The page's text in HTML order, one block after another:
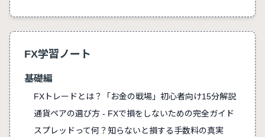
FX学習ノート
基礎編
FXトレードとは？「お金の戦場」初心者向け15分解説
通貨ペアの選び方 - FXで損をしないための完全ガイド
スプレッドって何？知らないと損する手数料の真実